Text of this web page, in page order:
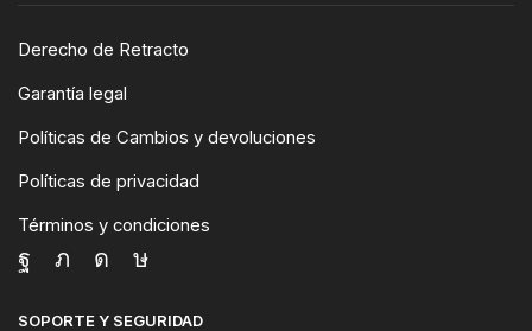
Derecho de Retracto
Garantía legal
Políticas de Cambios y devoluciones
Políticas de privacidad
Términos y condiciones
SOPORTE Y SEGURIDAD